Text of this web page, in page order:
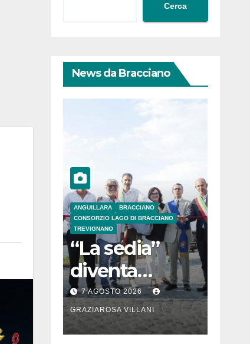
Cerca
News da Bracciano
ANGUILLARA
BRACCIANO
CONSORZIO LAGO DI BRACCIANO
TREVIGNANO
“La sedia”
diventa
Belvedere sul
lago di
Bracciano: ieri
7 AGOSTO 2026
GRAZIAROSA VILLANI